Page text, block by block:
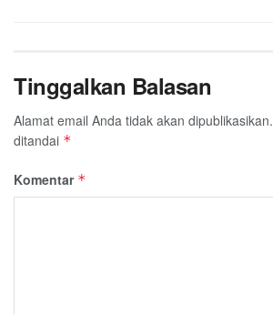
Tinggalkan Balasan
Alamat email Anda tidak akan dipublikasikan.
ditandai *
Komentar *